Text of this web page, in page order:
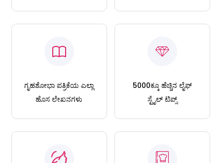
ಗೃಹಶೋಭಾ ಪತ್ರಿಕೆಯ ಎಲ್ಲಾ
ಹೊಸ ಲೇಖನಗಳು
5000ಕ್ಕೂ ಹೆಚ್ಚಿನ ಲೈಫ್
ಸ್ಟೈಲ್ ಟಿಪ್ಸ್